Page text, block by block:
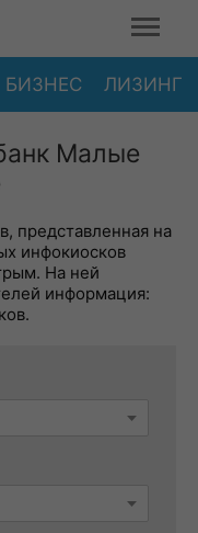
БИЗНЕС ЛИЗИНГ
Малые
представленная на
инфокиосков
На ней
информация: